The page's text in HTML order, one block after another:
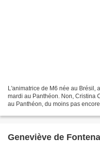
L'animatrice de M6 née au Brésil,
mardi au Panthéon. Non, Cristina
au Panthéon, du moins pas
Geneviève de